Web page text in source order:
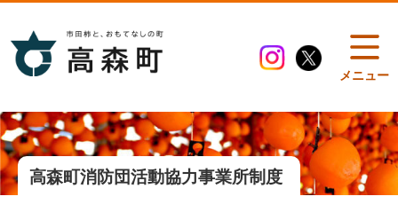
メニュー
高森町消防団活動協力事業所制度